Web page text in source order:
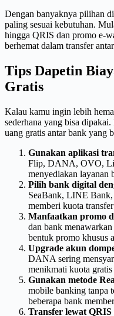
Dengan banyaknya pilihan
paling sesuai kebutuhan.
hingga QRIS dan promo e-
berhemat dalam transfer
Tips Dapetin
Gratis
Kalau kamu ingin lebih
sederhana yang bisa
uang gratis antar bank yang
Gunakan aplikasi
Flip, DANA, OVO,
menyediakan layanan
Pilih bank digital
SeaBank, LINE
memberi kuota
Manfaatkan promo
dan bank
bentuk promo khusus
Upgrade akun
DANA sering
menikmati kuota gratis
Gunakan metode
mobile banking tanpa
beberapa bank
Transfer lewat